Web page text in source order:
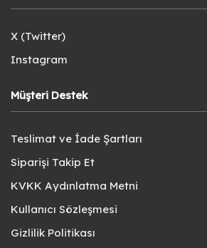
X (Twitter)
Instagram
Müşteri Destek
Teslimat ve İade Şartları
Siparişi Takip Et
KVKK Aydınlatma Metni
Kullanıcı Sözleşmesi
Gizlilik Politikası